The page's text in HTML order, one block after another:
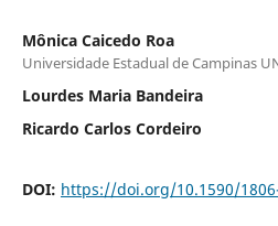
Mônica Caicedo Roa
Universidade Estadual de Campinas
Lourdes Maria Bandeira
Ricardo Carlos Cordeiro
DOI: https://doi.org/10.1590/